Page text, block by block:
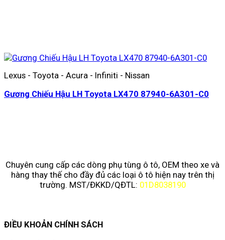
Lexus - Toyota - Acura - Infiniti - Nissan
Gương Chiếu Hậu LH Toyota LX470 87940-6A301-C0
Chuyên cung cấp các dòng phụ tùng ô tô, OEM theo xe và
hàng thay thế cho đầy đủ các loại ô tô hiện nay trên thị
trường. MST/ĐKKD/QĐTL: 01D8038190
ĐIỀU KHOẢN CHÍNH SÁCH